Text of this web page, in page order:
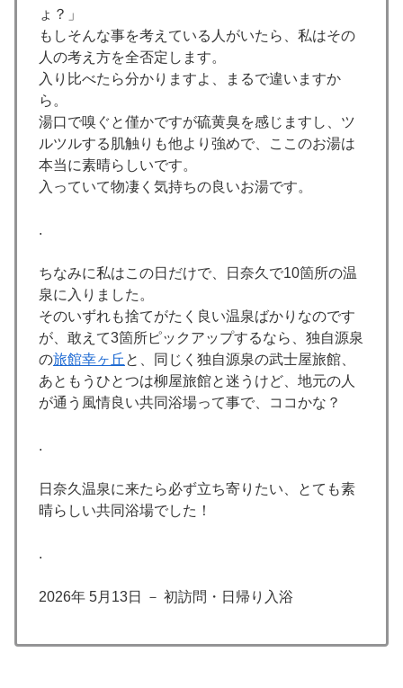
ょ？」
もしそんな事を考えている人がいたら、私はその
人の考え方を全否定します。
入り比べたら分かりますよ、まるで違いますか
ら。
湯口で嗅ぐと僅かですが硫黄臭を感じますし、ツ
ルツルする肌触りも他より強めで、ここのお湯は
本当に素晴らしいです。
入っていて物凄く気持ちの良いお湯です。
.
ちなみに私はこの日だけで、日奈久で10箇所の温
泉に入りました。
そのいずれも捨てがたく良い温泉ばかりなのです
が、敢えて3箇所ピックアップするなら、独自源泉
の旅館幸ヶ丘 と、同じく独自源泉の武士屋旅館、
あともうひとつは柳屋旅館と迷うけど、地元の人
が通う風情良い共同浴場って事で、ココかな？
.
日奈久温泉に来たら必ず立ち寄りたい、とても素
晴らしい共同浴場でした！
.
2026年 5月13日 － 初訪問・日帰り入浴